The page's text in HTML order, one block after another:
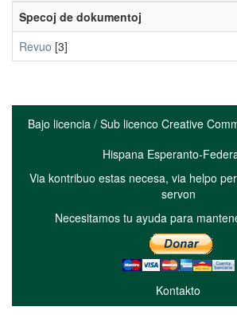
Specoj de dokumentoj
Revuo [3]
Bajo licencia / Sub licenco Creative
Hispana Esperanto-
Via kontribuo estas necesa, via helpo
servon
Necesitamos tu ayuda para
Kontakto